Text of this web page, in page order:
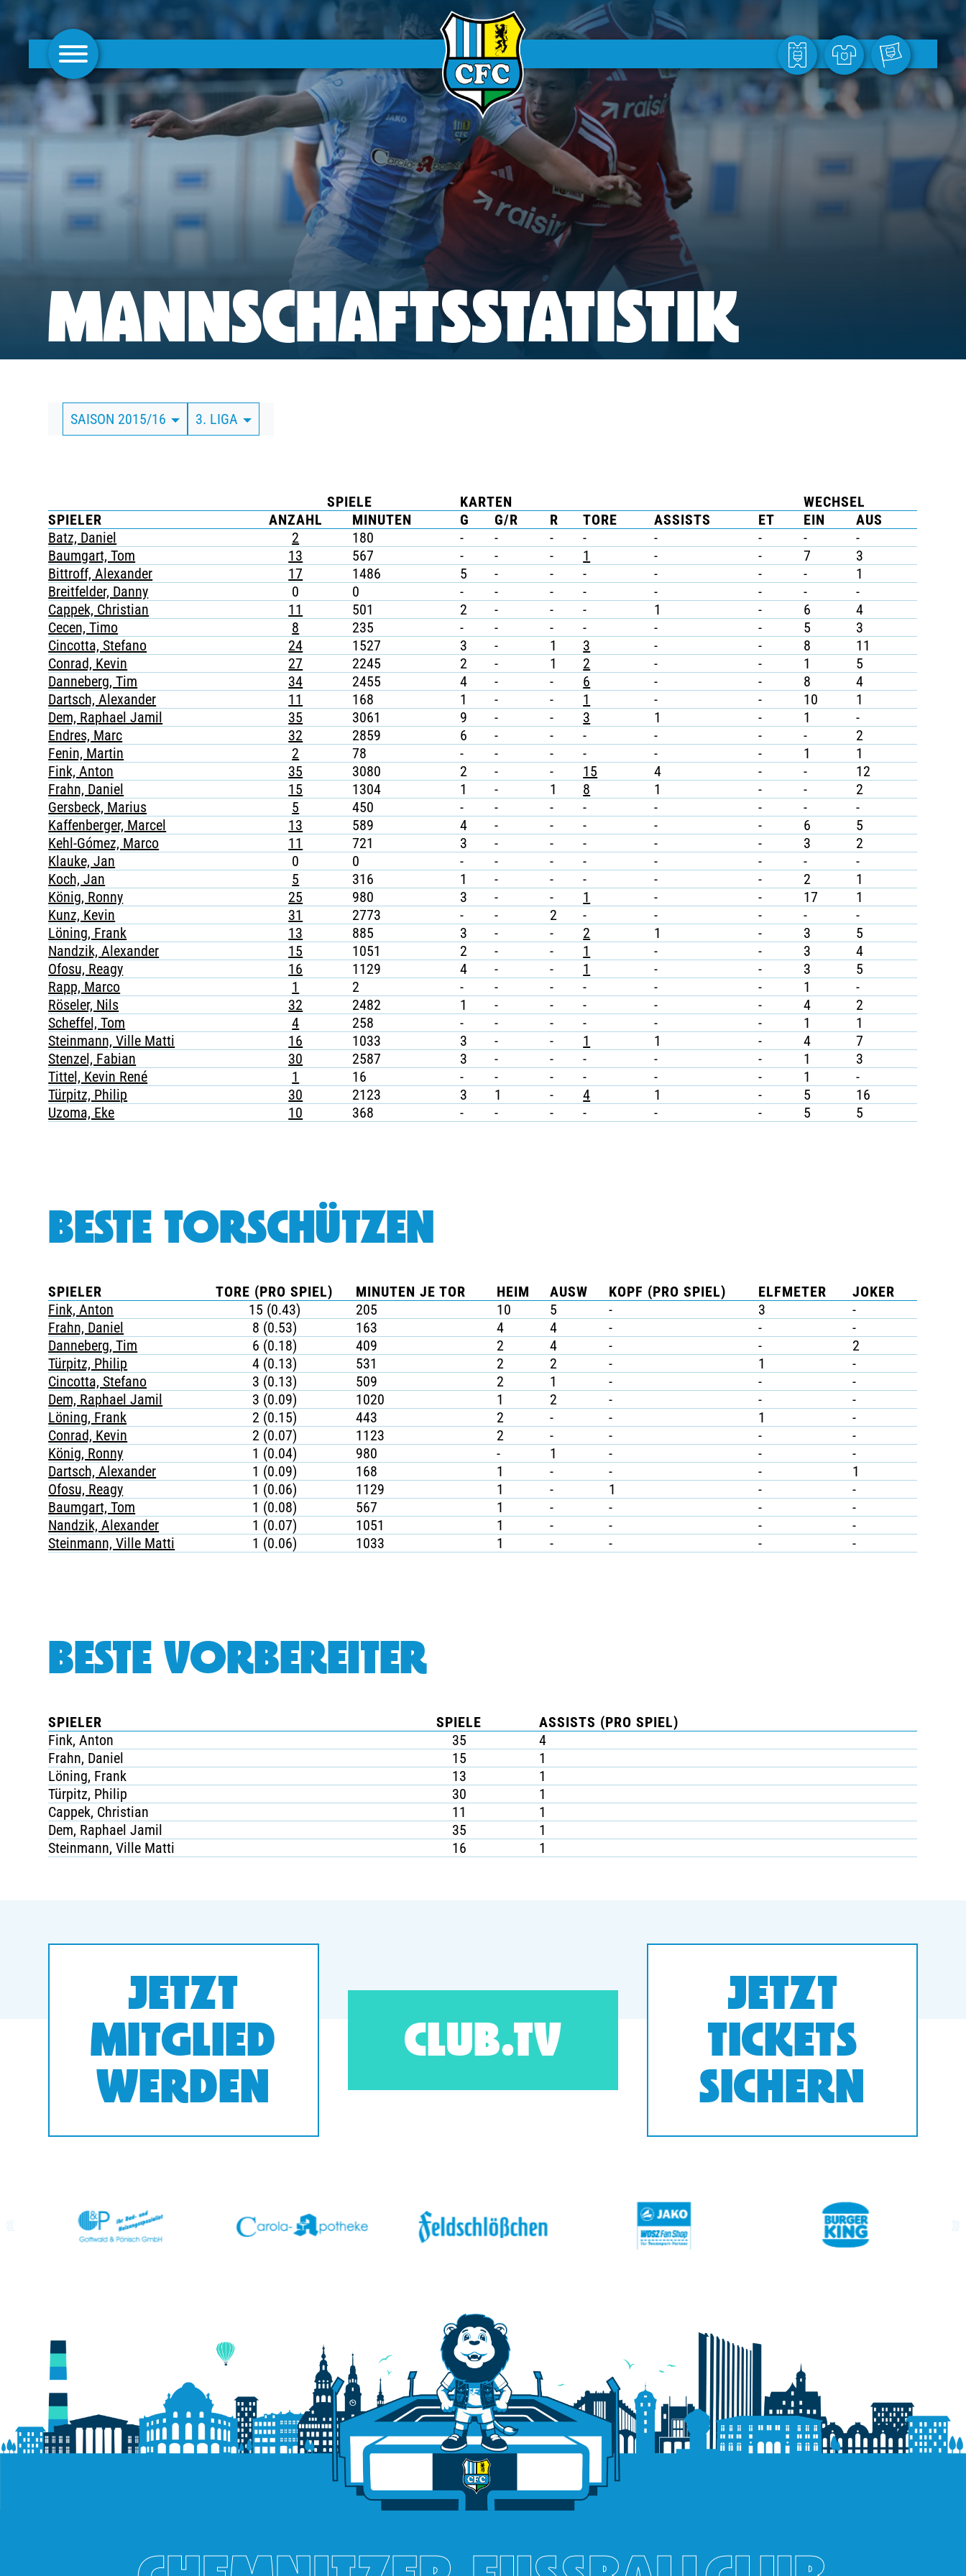
AKTUELLES
FRAUEN
CLUBMITGLIEDSCHAFT
BUSINESS
SÜDKURVE
TICKETING
MANNSCHAFTSSTATISTIK
SAISON 2015/16 3. LIGA
SPIELE KARTEN
WECHSEL
SPIELER
ANZAHL MINUTEN G G/R R TORE ASSISTS ET EIN
AUS
Batz, Daniel
2 180 - - - - - - -
-
Baumgart, Tom
13 567 - - - 1 - - 7
3
Bittroff, Alexander
17 1486 5 - - - - - -
1
Breitfelder, Danny
0 0 - - - - - - -
-
Cappek, Christian
11 501 2 - - - 1 - 6
4
Cecen, Timo
8 235 - - - - - - 5
3
Cincotta, Stefano
24 1527 3 - 1 3 - - 8
11
Conrad, Kevin
27 2245 2 - 1 2 - - 1
5
Danneberg, Tim
34 2455 4 - - 6 - - 8
4
Dartsch, Alexander
11 168 1 - - 1 - - 10
1
Dem, Raphael Jamil
35 3061 9 - - 3 1 - 1
-
Endres, Marc
32 2859 6 - - - - - -
2
Fenin, Martin
2 78 - - - - - - 1
1
Fink, Anton
35 3080 2 - - 15 4 - -
12
Frahn, Daniel
15 1304 1 - 1 8 1 - -
2
Gersbeck, Marius
5 450 - - - - - - -
-
Kaffenberger, Marcel
13 589 4 - - - - - 6
5
Kehl-Gómez, Marco
11 721 3 - - - - - 3
2
Klauke, Jan
0 0 - - - - - - -
-
Koch, Jan
5 316 1 - - - - - 2
1
König, Ronny
25 980 3 - - 1 - - 17
1
Kunz, Kevin
31 2773 - - 2 - - - -
-
Löning, Frank
13 885 3 - - 2 1 - 3
5
Nandzik, Alexander
15 1051 2 - - 1 - - 3
4
Ofosu, Reagy
16 1129 4 - - 1 - - 3
5
Rapp, Marco
1 2 - - - - - - 1
-
Röseler, Nils
32 2482 1 - - - - - 4
2
Scheffel, Tom
4 258 - - - - - - 1
1
Steinmann, Ville Matti
16 1033 3 - - 1 1 - 4
7
Stenzel, Fabian
30 2587 3 - - - - - 1
3
Tittel, Kevin René
1 16 - - - - - - 1
-
Türpitz, Philip
30 2123 3 1 - 4 1 - 5
16
Uzoma, Eke
10 368 - - - - - - 5 5
BESTE TORSCHÜTZEN
SPIELER TORE (PRO SPIEL) MINUTEN JE TOR HEIM AUSW KOPF (PRO SPIEL) ELFMETER
JOKER
Fink, Anton
15 (0.43) 205 10 5 - 3
-
Frahn, Daniel
8 (0.53) 163 4 4 - -
-
Danneberg, Tim
6 (0.18) 409 2 4 - -
2
Türpitz, Philip
4 (0.13) 531 2 2 - 1
-
Cincotta, Stefano
3 (0.13) 509 2 1 - -
-
Dem, Raphael Jamil
3 (0.09) 1020 1 2 - -
-
Löning, Frank
2 (0.15) 443 2 - - 1
-
Conrad, Kevin
2 (0.07) 1123 2 - - -
-
König, Ronny
1 (0.04) 980 - 1 - -
-
Dartsch, Alexander
1 (0.09) 168 1 - - -
1
Ofosu, Reagy
1 (0.06) 1129 1 - 1 -
-
Baumgart, Tom
1 (0.08) 567 1 - - -
-
Nandzik, Alexander
1 (0.07) 1051 1 - - -
-
Steinmann, Ville Matti
1 (0.06) 1033 1 - - - -
BESTE VORBEREITER
SPIELER SPIELE
ASSISTS (PRO SPIEL)
Fink, Anton
35
4
Frahn, Daniel
15
1
Löning, Frank
13
1
Türpitz, Philip
30
1
Cappek, Christian
11
1
Dem, Raphael Jamil
35
1
Steinmann, Ville Matti
16 1
JETZT
MITGLIED
WERDEN
CLUB.TV
JETZT
TICKETS
SICHERN
prev next